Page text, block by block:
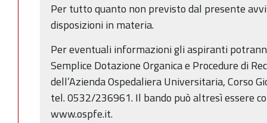
Per tutto quanto non previsto dal presente
disposizioni in materia.
Per eventuali informazioni gli aspiranti
Semplice Dotazione Organica e Procedure di
dell’Azienda Ospedaliera Universitaria, Corso
tel. 0532/236961. Il bando può altresì essere
www.ospfe.it.